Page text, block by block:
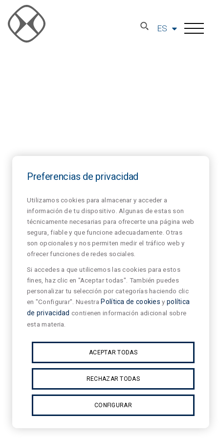
ES
Preferencias de privacidad
Utilizamos cookies para almacenar y acceder a
información de tu dispositivo. Algunas de estas son
técnicamente necesarias para ofrecerte una página web
segura, fiable y que funcione adecuadamente. Otras
son opcionales y nos permiten medir el tráfico web y
ofrecer funciones de redes sociales.
Si accedes a que utilicemos las cookies para estos
fines, haz clic en "Aceptar todas". También puedes
personalizar tu selección por categorías haciendo clic
en "Configurar". Nuestra Política de cookies y política
de privacidad contienen información adicional sobre
esta materia.
ACEPTAR TODAS
RECHAZAR TODAS
CONFIGURAR